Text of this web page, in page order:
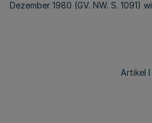
Dezember 1980 (GV. NW. S. 1091)
Artikel I